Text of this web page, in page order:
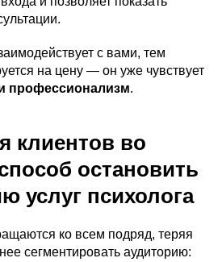
с вами, тем
на цену — он уже чувствует
и профессионализм.
клиентов во
остановить
услуг психолога
ко всем подряд, теряя
сегментировать аудиторию: